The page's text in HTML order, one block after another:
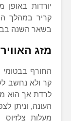
יורדות
קריר במהלך
בשאר השנה
מזג
החורף בבטומי
קר ולא נחשב
לרדת אך הוא